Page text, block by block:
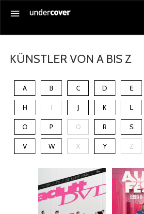
Alle Veranstaltungen
Service
Über uns
Anmelden
KÜNSTLER VON A BIS Z
A B C D E
H I J K L
O P Q R S
V W X Y Z